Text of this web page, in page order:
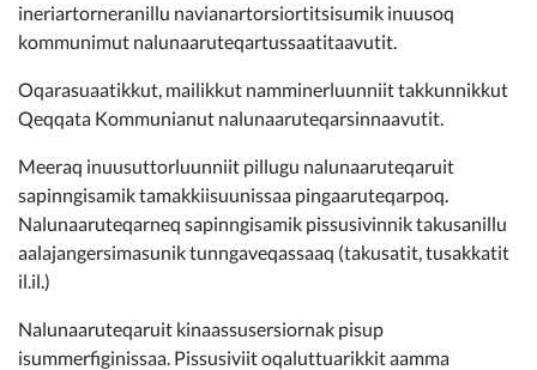
ineriartorneranillu navianartorsiortitsisumik inuusoq
kommunimut nalunaaruteqartussaatitaavutit.
Oqarasuaatikkut, mailikkut namminerluunniit takkunnikkut
Qeqqata Kommunianut nalunaaruteqarsinnaavutit.
Meeraq inuusuttorluunniit pillugu nalunaaruteqaruit
sapinngisamik tamakkiisuunissaa pingaaruteqarpoq.
Nalunaaruteqarneq sapinngisamik pissusivinnik takusanillu
aalajangersimasunik tunngaveqassaaq (takusatit, tusakkatit
il.il.)
Nalunaaruteqaruit kinaassusersiornak pisup
isummerfiginissaa. Pissusiviit oqaluttuarikkit aamma